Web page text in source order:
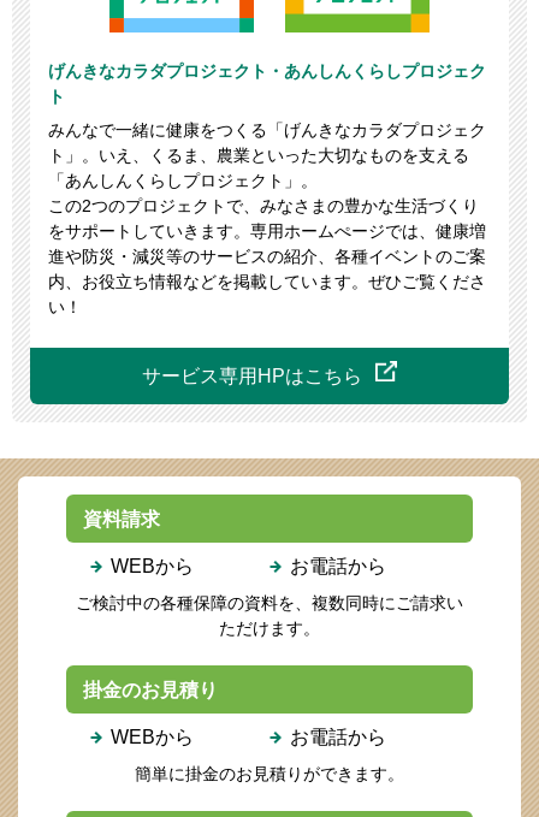
げんきなカラダプロジェクト・あんしんくらしプロジェク
ト
みんなで一緒に健康をつくる「げんきなカラダプロジェク
ト」。いえ、くるま、農業といった大切なものを支える
「あんしんくらしプロジェクト」。
この2つのプロジェクトで、みなさまの豊かな生活づくり
をサポートしていきます。専用ホームぺージでは、健康増
進や防災・減災等のサービスの紹介、各種イベントのご案
内、お役立ち情報などを掲載しています。ぜひご覧くださ
い！
サービス専用HPはこちら
資料請求
WEBから お電話から
ご検討中の各種保障の資料を、複数同時にご請求い
ただけます。
掛金のお見積り
WEBから お電話から
簡単に掛金のお見積りができます。